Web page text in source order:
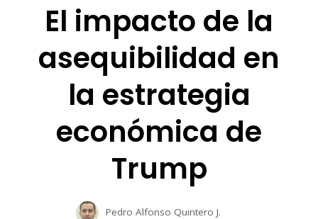
El impacto de la
asequibilidad en
la estrategia
económica de
Trump
Pedro Alfonso Quintero J.